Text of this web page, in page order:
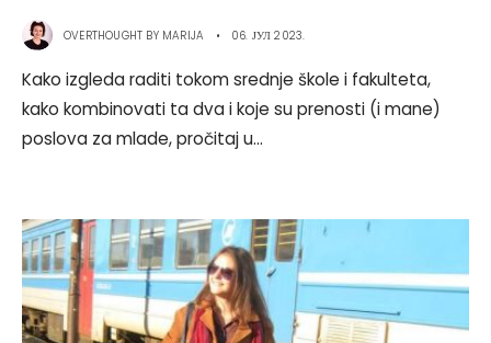
OVERTHOUGHT BY MARIJA • 06. ЈУЛ 2023.
Kako izgleda raditi tokom srednje škole i fakulteta,
kako kombinovati ta dva i koje su prenosti (i mane)
poslova za mlade, pročitaj u...